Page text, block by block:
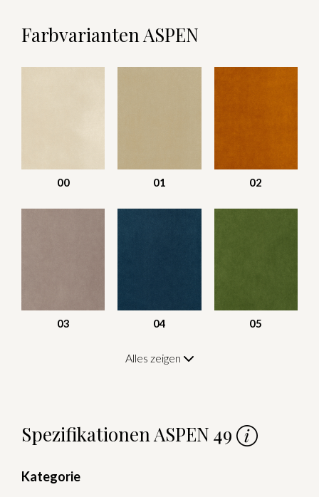
Farbvarianten ASPEN
00 01 02
03 04 05
Alles zeigen
Spezifikationen ASPEN 49
Kategorie